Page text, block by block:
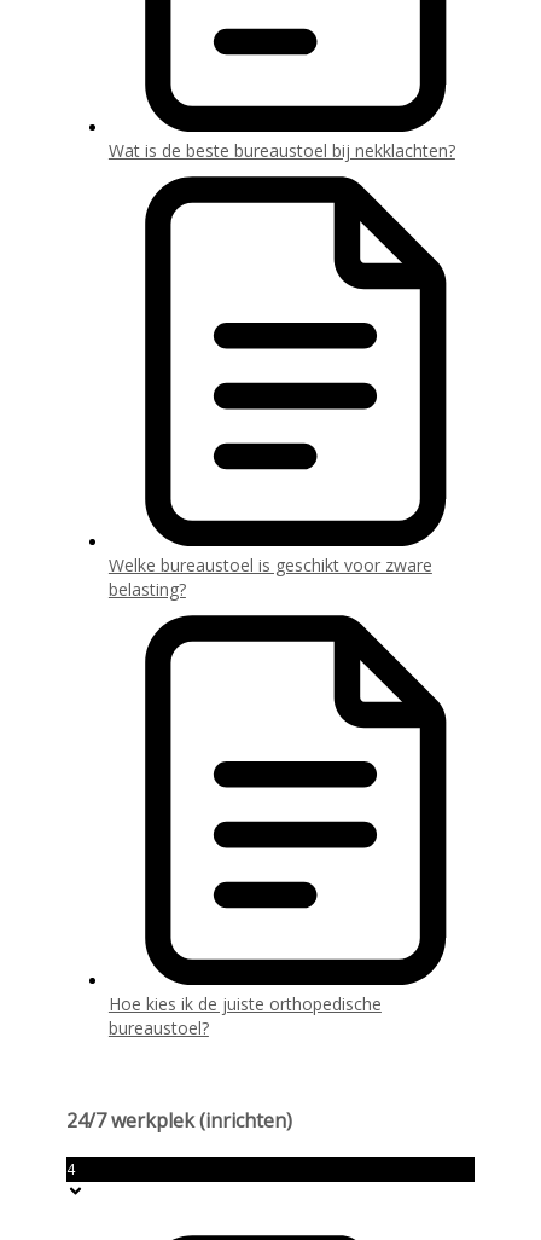
Wat is de beste bureaustoel bij nekklachten?
Welke bureaustoel is geschikt voor zware
belasting?
Hoe kies ik de juiste orthopedische
bureaustoel?
24/7 werkplek (inrichten)
4